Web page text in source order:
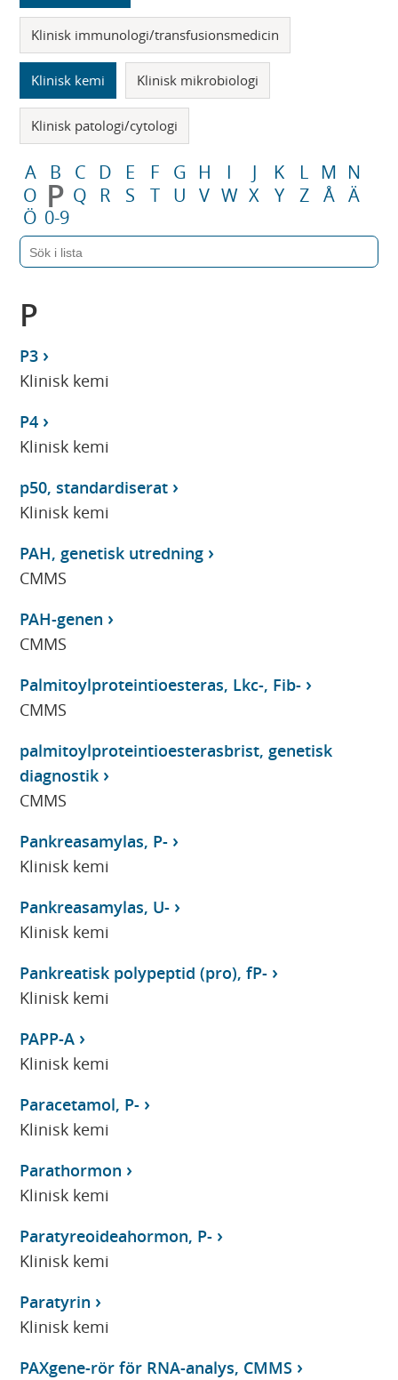
Klinisk immunologi/transfusionsmedicin
Klinisk kemi Klinisk mikrobiologi
Klinisk patologi/cytologi
A B C D E F G H I J K L M N
O P Q R S T U V W X Y Z Å Ä
Ö 0-9
P
P3
Klinisk kemi
P4
Klinisk kemi
p50, standardiserat
Klinisk kemi
PAH, genetisk utredning
CMMS
PAH-genen
CMMS
Palmitoylproteintioesteras, Lkc-, Fib-
CMMS
palmitoylproteintioesterasbrist, genetisk
diagnostik
CMMS
Pankreasamylas, P-
Klinisk kemi
Pankreasamylas, U-
Klinisk kemi
Pankreatisk polypeptid (pro), fP-
Klinisk kemi
PAPP-A
Klinisk kemi
Paracetamol, P-
Klinisk kemi
Parathormon
Klinisk kemi
Paratyreoideahormon, P-
Klinisk kemi
Paratyrin
Klinisk kemi
PAXgene-rör för RNA-analys, CMMS